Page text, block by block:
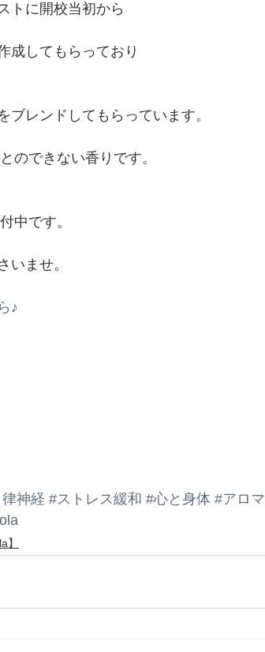
トに開校当初から
成してもらっており
ブレンドしてもらっています。
のできない香りです。
中です。
いませ。
♪
神経 #ストレス緩和 #心と身体 #アロマ
】